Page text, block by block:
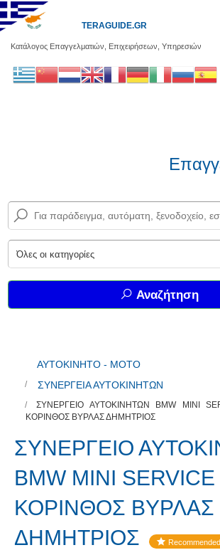
Κατάλογος Επαγγελματιών, Επιχειρήσεων, Υπηρεσιών
TERAGUIDE.GR
Αναζήτηση
ΑΥΤΟΚΙΝΗΤΟ - ΜΟΤΟ
ΣΥΝΕΡΓΕΙΑ ΑΥΤΟΚΙΝΗΤΩΝ
ΣΥΝΕΡΓΕΙΟ ΑΥΤΟΚΙΝΗΤΩΝ BMW MINI
ΚΟΡΙΝΘΟΣ ΒΥΡΛΑΣ ΔΗΜΗΤΡIΟΣ
ΣΥΝΕΡΓΕΙΟ
BMW MINI
ΚΟΡΙΝΘΟΣ ΒΥΡΛΑΣ
ΔΗΜΗΤΡIΟΣ
Recommended